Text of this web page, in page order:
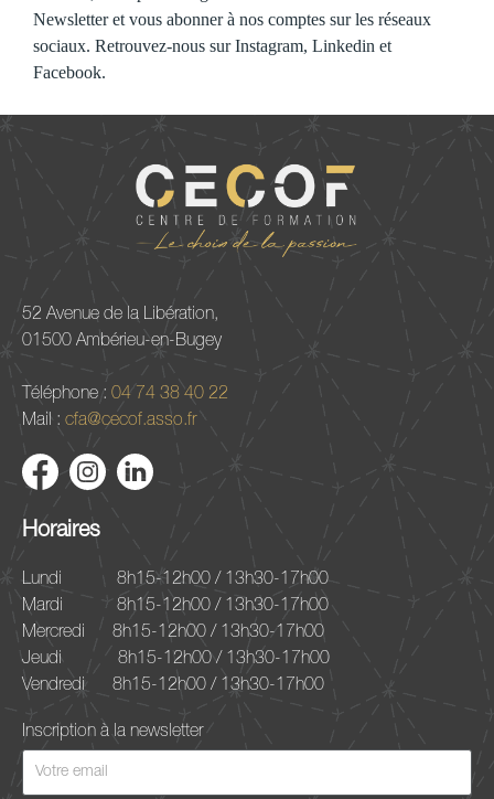
Newsletter et vous abonner à nos comptes sur les réseaux
sociaux. Retrouvez-nous sur Instagram, Linkedin et
Facebook.
52 Avenue de la Libération,
01500 Ambérieu-en-Bugey
Téléphone : 04 74 38 40 22
Mail : cfa@cecof.asso.fr
Horaires
Lundi
8h15-12h00 / 13h30-17h00
Mardi
8h15-12h00 / 13h30-17h00
Mercredi
8h15-12h00 / 13h30-17h00
Jeudi
8h15-12h00 / 13h30-17h00
Vendredi
8h15-12h00 / 13h30-17h00
Inscription à la newsletter